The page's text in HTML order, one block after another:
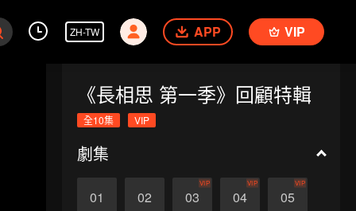
ZH-TW APP VIP
《長相思 第一季》回顧特輯
全10集 VIP
劇集
01 02 03
VIP
04
VIP
05
VIP